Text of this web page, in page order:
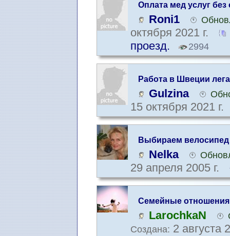
Оплата мед услуг
Roni1
октября 2021 г.
проезд.
2994
Работа в Швеции
картой побыта
Gulzina
15 октября 2021 г.
Выбираем велосипед
Nelka
29 апреля 2005 г.
Семейные отношения
LarochkaN
Создана: 2 августа